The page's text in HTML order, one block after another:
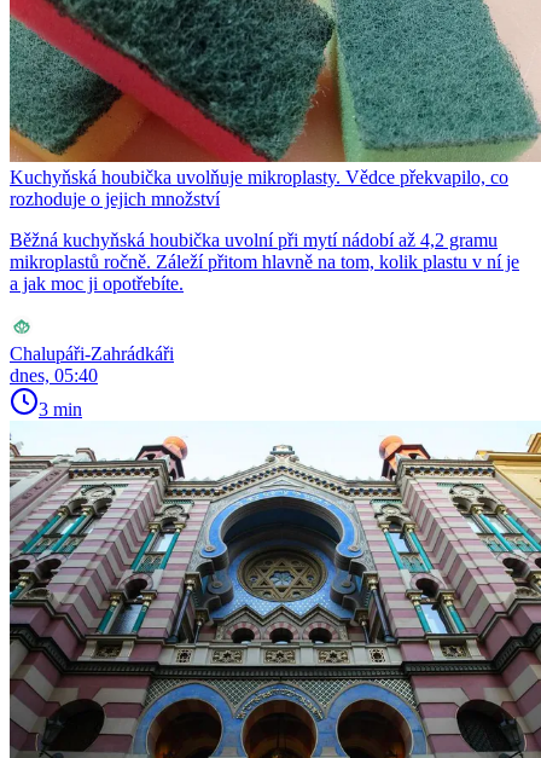
Kuchyňská houbička uvolňuje mikroplasty. Vědce překvapilo, co
rozhoduje o jejich množství
Běžná kuchyňská houbička uvolní při mytí nádobí až 4,2 gramu
mikroplastů ročně. Záleží přitom hlavně na tom, kolik plastu v ní je
a jak moc ji opotřebíte.
Chalupáři-Zahrádkáři
dnes, 05:40
3 min